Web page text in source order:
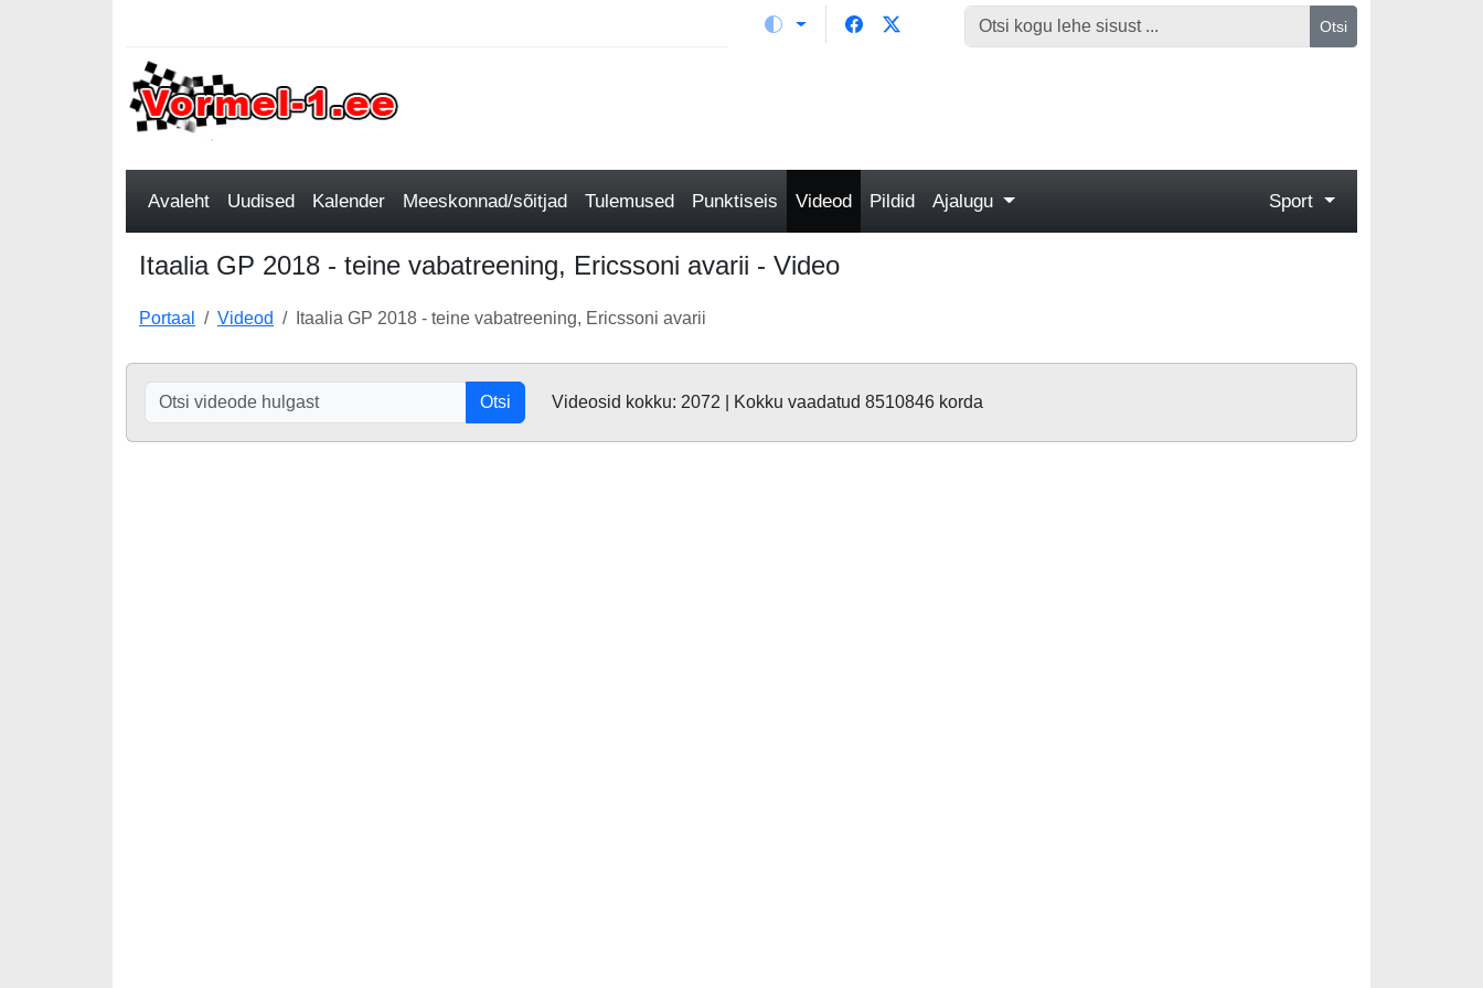
Otsi
Avaleht Uudised Kalender Meeskonnad/sõitjad Tulemused Punktiseis Videod Pildid Ajalugu Sport
Itaalia GP 2018 - teine vabatreening, Ericssoni avarii - Video
Portaal Videod Itaalia GP 2018 - teine vabatreening, Ericssoni avarii
Otsi Videosid kokku: 2072 | Kokku vaadatud 8510846 korda